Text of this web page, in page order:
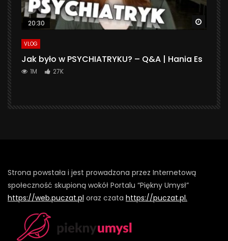
20:30
VLOG
Jak było w PSYCHIATRYKU? – Q&A | Hania Es
1M 27K
Strona powstała i jest prowadzona przez Internetową
społeczność skupioną wokół Portalu “Piękny Umysł”
https://web.puczat.pl oraz czata https://puczat.pl.